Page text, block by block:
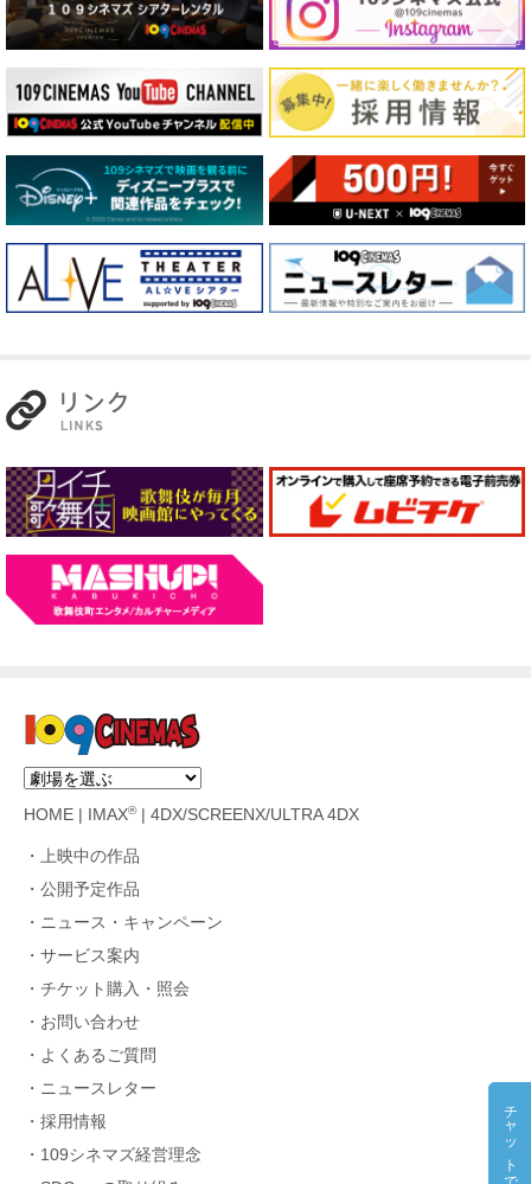
HOME IMAX®| 4DX/SCREENX/ULTRA 4DX
上映中の作品
公開予定作品
ニュース・キャンペーン
サービス案内
チケット購入・照会
お問い合わせ
よくあるご質問
ニュースレター
採用情報
109シネマズ経営理念
チャットで質問